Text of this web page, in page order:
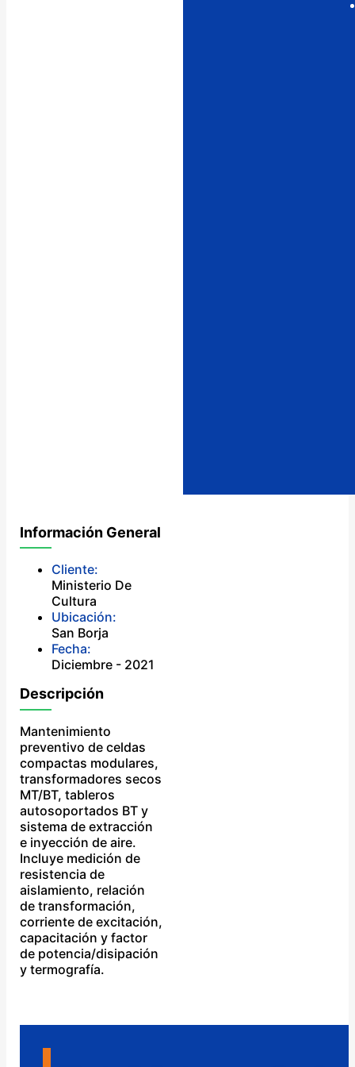
Información General
Cliente:
Ministerio De
Cultura
Ubicación:
San Borja
Fecha:
Diciembre - 2021
Descripción
Mantenimiento
preventivo de celdas
compactas modulares,
transformadores secos
MT/BT, tableros
autosoportados BT y
sistema de extracción
e inyección de aire.
Incluye medición de
resistencia de
aislamiento, relación
de transformación,
corriente de excitación,
capacitación y factor
de potencia/disipación
y termografía.